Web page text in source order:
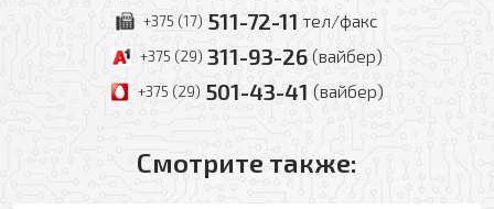
+375 (17) 511-72-11 тел/факс
+375 (29) 311-93-26 (вайбер)
+375 (29) 501-43-41 (вайбер)
Смотрите также:
Заказать обратный звонок
Ваше имя